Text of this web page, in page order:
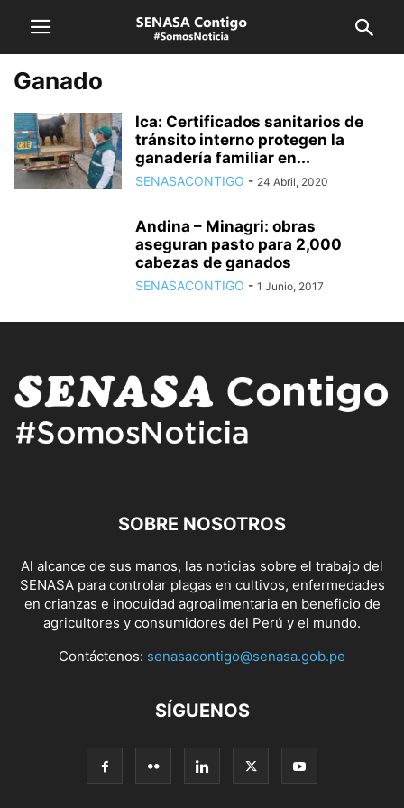
Ganado
Ica: Certificados sanitarios de
tránsito interno protegen la
ganadería familiar en...
SENASACONTIGO - 24 Abril, 2020
Andina – Minagri: obras
aseguran pasto para 2,000
cabezas de ganados
SENASACONTIGO - 1 Junio, 2017
SOBRE NOSOTROS
Al alcance de sus manos, las noticias sobre el trabajo del
SENASA para controlar plagas en cultivos, enfermedades
en crianzas e inocuidad agroalimentaria en beneficio de
agricultores y consumidores del Perú y el mundo.
Contáctenos: senasacontigo@senasa.gob.pe
SÍGUENOS